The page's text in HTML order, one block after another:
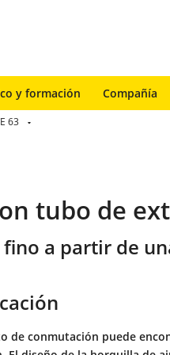
y formación Compañía
63
tubo de
a partir de
de conmutación puede